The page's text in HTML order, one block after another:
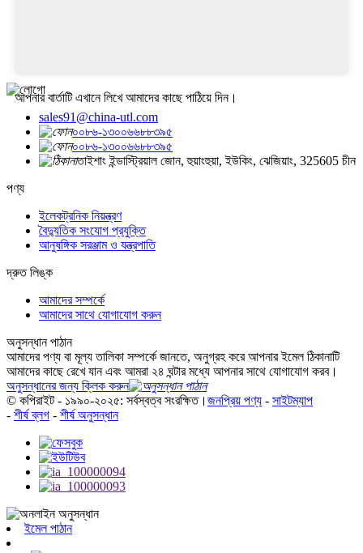
আপনার বার্তাটি এখানে লিখে আমাদের কাছে পাঠিয়ে দিন।
sales91@china-utl.com
০০৮৬-১৩০০৬৬৮৮৩৯৫
০০৮৬-১৩০০৬৬৮৮৩৯৫
তাইশাং ইন্ডাস্ট্রিয়াল জোন, হুয়াংহুয়া, ইউকিং, ঝেজিয়াং, 325605 চীন
পণ্য
ইলেকট্রনিক নিয়ন্ত্রণ
বৈদ্যুতিক সংযোগ প্রযুক্তি
আনুষঙ্গিক সরঞ্জাম ও যন্ত্রপাতি
দ্রুত লিঙ্ক
আমাদের সম্পর্কে
আমাদের সাথে যোগাযোগ করুন
অনুসন্ধান পাঠান
আমাদের পণ্য বা মূল্য তালিকা সম্পর্কে জানতে, অনুগ্রহ করে আপনার ইমেল ঠিকানাটি
আমাদের কাছে রেখে যান এবং আমরা ২৪ ঘন্টার মধ্যে আপনার সাথে যোগাযোগ করব।
অনুসন্ধানের জন্য ক্লিক করুন
© কপিরাইট - ১৯৯০-২০২৫: সর্বস্বত্ব সংরক্ষিত। জনপ্রিয় পণ্য - সাইটম্যাপ
- শীর্ষ ব্লগ - শীর্ষ অনুসন্ধান
ইমেল পাঠান